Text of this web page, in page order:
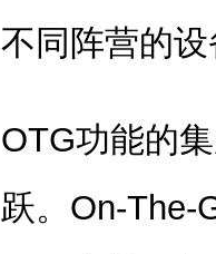
不同阵营的
OTG功能的
跃。On-The-